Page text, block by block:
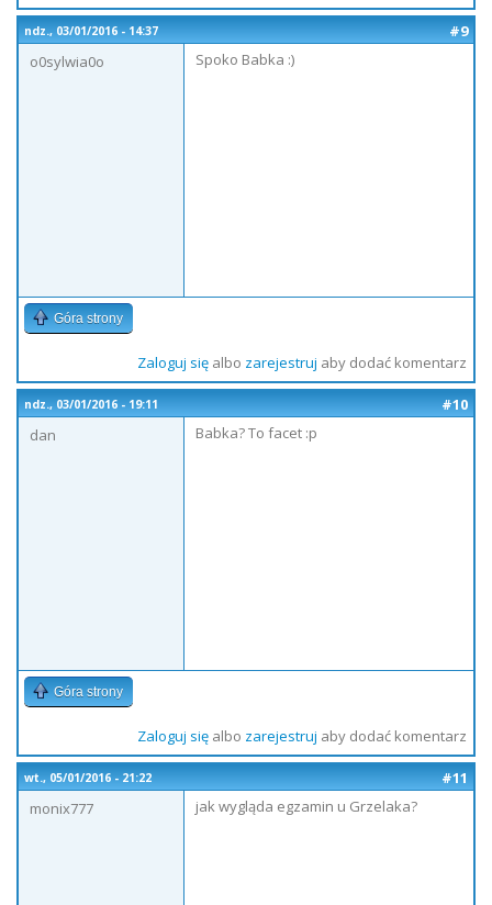
ndz., 03/01/2016 - 14:37
#9
o0sylwia0o
Spoko Babka :)
Góra strony
Zaloguj sięalbo zarejestruj aby dodać komentarz
ndz., 03/01/2016 - 19:11
#10
dan
Babka? To facet :p
Góra strony
Zaloguj sięalbo zarejestruj aby dodać komentarz
wt., 05/01/2016 - 21:22
#11
monix777
jak wygląda egzamin u Grzelaka?